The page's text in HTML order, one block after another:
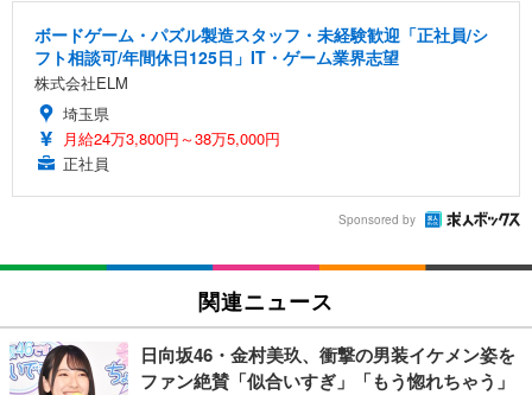
ボードゲーム・パズル製造スタッフ・未経験歓迎「正社員/シ
フト相談可/年間休日125日」IT・ゲーム業界志望
株式会社ELM
埼玉県
月給24万3,800円～38万5,000円
正社員
Sponsored by
関連ニュース
日向坂46・金村美玖、衝撃の男装イケメン姿を
ファン絶賛「似合いすぎ」「もう惚れちゃう」